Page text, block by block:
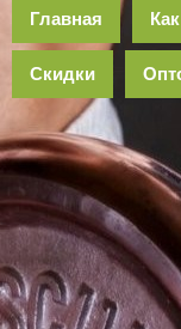
Главная
Скидки